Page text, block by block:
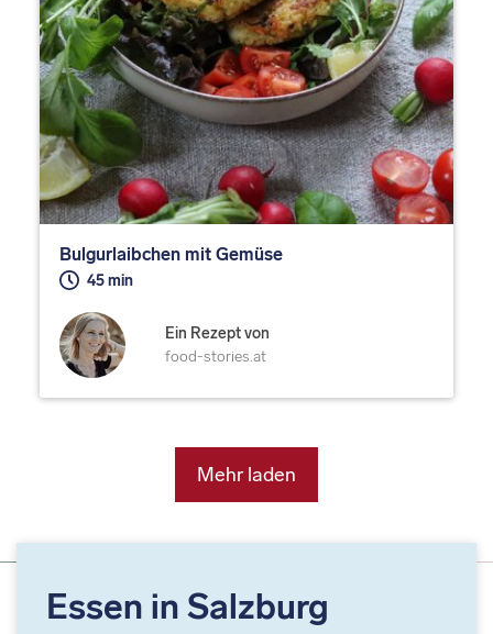
Bulgurlaibchen mit Gemüse
45 min
Ein Rezept von
food-stories.at
Mehr laden
Essen in Salzburg